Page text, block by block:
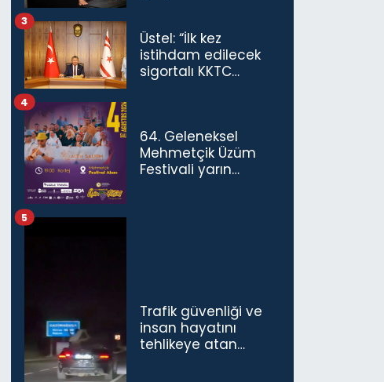
göstermiştir”
Üstel: “İlk kez
istihdam edilecek
sigortalı KKTC
3
64. Geleneksel
Mehmetçik Üzüm
Festivali yarın
4
Trafik güvenliği ve
insan hayatını
tehlikeye atan
5